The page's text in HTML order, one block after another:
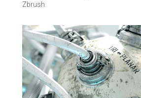
Zbrush.